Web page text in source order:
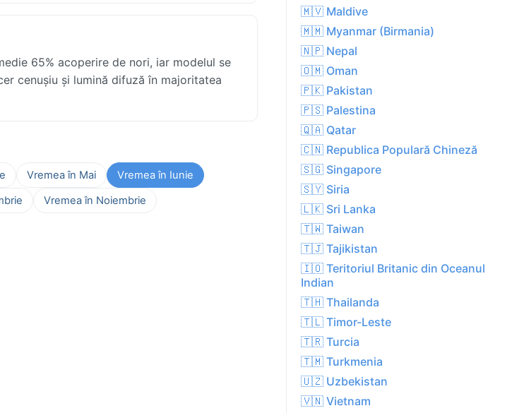
65% acoperire de nori, iar modelul se
cenușiu și lumină difuză în majoritatea
Vremea în Mai
Vremea în Iunie
Vremea în Noiembrie
🇲🇻 Maldive
🇲🇲 Myanmar (Birmania)
🇳🇵 Nepal
🇴🇲 Oman
🇵🇰 Pakistan
🇵🇸 Palestina
🇶🇦 Qatar
🇨🇳 Republica Populară Chineză
🇸🇬 Singapore
🇸🇾 Siria
🇱🇰 Sri Lanka
🇹🇼 Taiwan
🇹🇯 Tajikistan
🇮🇴 Teritoriul Britanic din Oceanul
Indian
🇹🇭 Thailanda
🇹🇱 Timor-Leste
🇹🇷 Turcia
🇹🇲 Turkmenia
🇺🇿 Uzbekistan
🇻🇳 Vietnam